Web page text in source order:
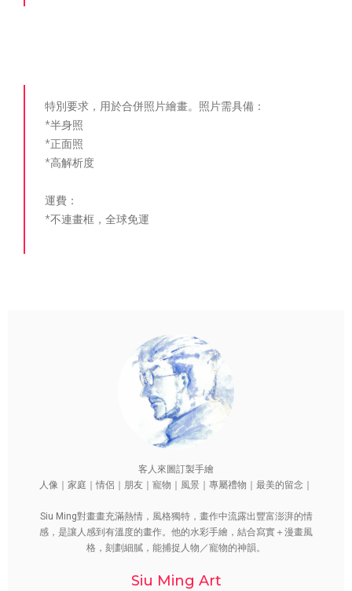
特別要求，用於合併照片繪畫。照片需具備：
*半身照
*正面照
*高解析度
運費：
*不連畫框，全球免運
客人來圖訂製手繪
人像｜家庭｜情侶｜朋友｜寵物｜風景｜專屬禮物｜最美的留念｜
Siu Ming對畫畫充滿熱情，風格獨特，畫作中流露出豐富澎湃的情
感，是讓人感到有溫度的畫作。他的水彩手繪，結合寫實＋漫畫風
格，刻劃細膩，能捕捉人物／寵物的神韻。
Siu Ming Art